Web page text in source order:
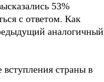
53%
с ответом. Как
аналогичный
вступления страны в